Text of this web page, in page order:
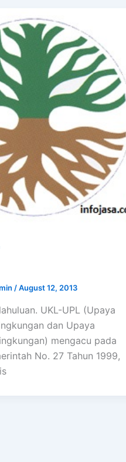
/August 12, 2013
UKL-UPL (Upaya
dan Upaya
mengacu pada
No. 27 Tahun 1999,